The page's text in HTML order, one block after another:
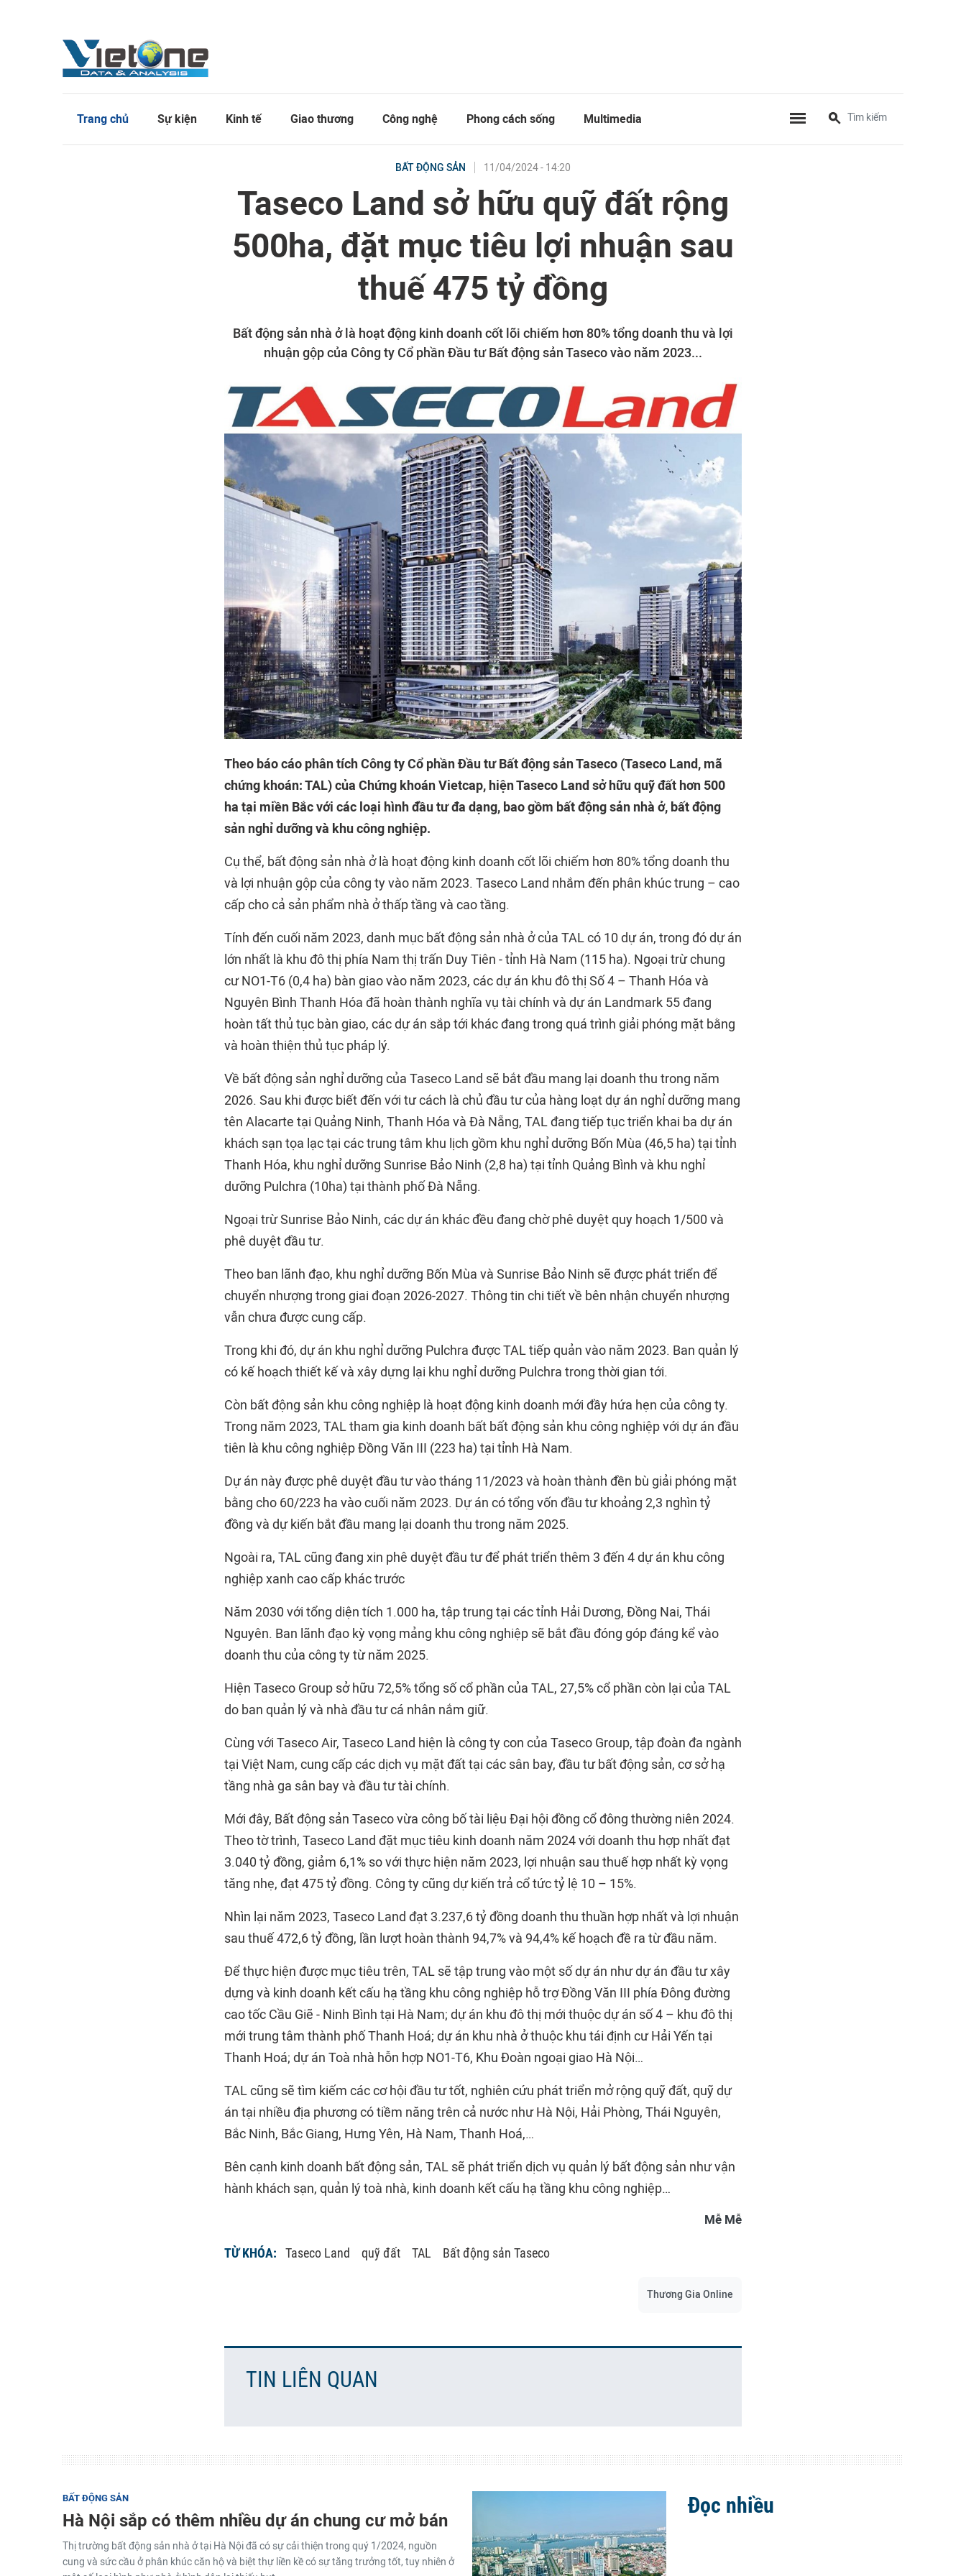
Trang chủ Sự kiện Kinh tế Giao thương Công nghệ Phong cách sống Multimedia
BẤT ĐỘNG SẢN 11/04/2024 - 14:20
Taseco Land sở hữu quỹ đất rộng
500ha, đặt mục tiêu lợi nhuận sau
thuế 475 tỷ đồng
Bất động sản nhà ở là hoạt động kinh doanh cốt lõi chiếm hơn 80% tổng doanh thu và lợi
nhuận gộp của Công ty Cổ phần Đầu tư Bất động sản Taseco vào năm 2023...
Theo báo cáo phân tích Công ty Cổ phần Đầu tư Bất động sản Taseco (Taseco Land, mã
chứng khoán: TAL) của Chứng khoán Vietcap, hiện Taseco Land sở hữu quỹ đất hơn 500
ha tại miền Bắc với các loại hình đầu tư đa dạng, bao gồm bất động sản nhà ở, bất động
sản nghỉ dưỡng và khu công nghiệp.
Cụ thể, bất động sản nhà ở là hoạt động kinh doanh cốt lõi chiếm hơn 80% tổng doanh thu
và lợi nhuận gộp của công ty vào năm 2023. Taseco Land nhắm đến phân khúc trung – cao
cấp cho cả sản phẩm nhà ở thấp tầng và cao tầng.
Tính đến cuối năm 2023, danh mục bất động sản nhà ở của TAL có 10 dự án, trong đó dự án
lớn nhất là khu đô thị phía Nam thị trấn Duy Tiên - tỉnh Hà Nam (115 ha). Ngoại trừ chung
cư NO1-T6 (0,4 ha) bàn giao vào năm 2023, các dự án khu đô thị Số 4 – Thanh Hóa và
Nguyên Bình Thanh Hóa đã hoàn thành nghĩa vụ tài chính và dự án Landmark 55 đang
hoàn tất thủ tục bàn giao, các dự án sắp tới khác đang trong quá trình giải phóng mặt bằng
và hoàn thiện thủ tục pháp lý.
Về bất động sản nghỉ dưỡng của Taseco Land sẽ bắt đầu mang lại doanh thu trong năm
2026. Sau khi được biết đến với tư cách là chủ đầu tư của hàng loạt dự án nghỉ dưỡng mang
tên Alacarte tại Quảng Ninh, Thanh Hóa và Đà Nẵng, TAL đang tiếp tục triển khai ba dự án
khách sạn tọa lạc tại các trung tâm khu lịch gồm khu nghỉ dưỡng Bốn Mùa (46,5 ha) tại tỉnh
Thanh Hóa, khu nghỉ dưỡng Sunrise Bảo Ninh (2,8 ha) tại tỉnh Quảng Bình và khu nghỉ
dưỡng Pulchra (10ha) tại thành phố Đà Nẵng.
Ngoại trừ Sunrise Bảo Ninh, các dự án khác đều đang chờ phê duyệt quy hoạch 1/500 và
phê duyệt đầu tư.
Theo ban lãnh đạo, khu nghỉ dưỡng Bốn Mùa và Sunrise Bảo Ninh sẽ được phát triển để
chuyển nhượng trong giai đoạn 2026-2027. Thông tin chi tiết về bên nhận chuyển nhượng
vẫn chưa được cung cấp.
Trong khi đó, dự án khu nghỉ dưỡng Pulchra được TAL tiếp quản vào năm 2023. Ban quản lý
có kế hoạch thiết kế và xây dựng lại khu nghỉ dưỡng Pulchra trong thời gian tới.
Còn bất động sản khu công nghiệp là hoạt động kinh doanh mới đầy hứa hẹn của công ty.
Trong năm 2023, TAL tham gia kinh doanh bất bất động sản khu công nghiệp với dự án đầu
tiên là khu công nghiệp Đồng Văn III (223 ha) tại tỉnh Hà Nam.
Dự án này được phê duyệt đầu tư vào tháng 11/2023 và hoàn thành đền bù giải phóng mặt
bằng cho 60/223 ha vào cuối năm 2023. Dự án có tổng vốn đầu tư khoảng 2,3 nghìn tỷ
đồng và dự kiến bắt đầu mang lại doanh thu trong năm 2025.
Ngoài ra, TAL cũng đang xin phê duyệt đầu tư để phát triển thêm 3 đến 4 dự án khu công
nghiệp xanh cao cấp khác trước
Năm 2030 với tổng diện tích 1.000 ha, tập trung tại các tỉnh Hải Dương, Đồng Nai, Thái
Nguyên. Ban lãnh đạo kỳ vọng mảng khu công nghiệp sẽ bắt đầu đóng góp đáng kể vào
doanh thu của công ty từ năm 2025.
Hiện Taseco Group sở hữu 72,5% tổng số cổ phần của TAL, 27,5% cổ phần còn lại của TAL
do ban quản lý và nhà đầu tư cá nhân nắm giữ.
Cùng với Taseco Air, Taseco Land hiện là công ty con của Taseco Group, tập đoàn đa ngành
tại Việt Nam, cung cấp các dịch vụ mặt đất tại các sân bay, đầu tư bất động sản, cơ sở hạ
tầng nhà ga sân bay và đầu tư tài chính.
Mới đây, Bất động sản Taseco vừa công bố tài liệu Đại hội đồng cổ đông thường niên 2024.
Theo tờ trình, Taseco Land đặt mục tiêu kinh doanh năm 2024 với doanh thu hợp nhất đạt
3.040 tỷ đồng, giảm 6,1% so với thực hiện năm 2023, lợi nhuận sau thuế hợp nhất kỳ vọng
tăng nhẹ, đạt 475 tỷ đồng. Công ty cũng dự kiến trả cổ tức tỷ lệ 10 – 15%.
Nhìn lại năm 2023, Taseco Land đạt 3.237,6 tỷ đồng doanh thu thuần hợp nhất và lợi nhuận
sau thuế 472,6 tỷ đồng, lần lượt hoàn thành 94,7% và 94,4% kế hoạch đề ra từ đầu năm.
Để thực hiện được mục tiêu trên, TAL sẽ tập trung vào một số dự án như dự án đầu tư xây
dựng và kinh doanh kết cấu hạ tầng khu công nghiệp hỗ trợ Đồng Văn III phía Đông đường
cao tốc Cầu Giẽ - Ninh Bình tại Hà Nam; dự án khu đô thị mới thuộc dự án số 4 – khu đô thị
mới trung tâm thành phố Thanh Hoá; dự án khu nhà ở thuộc khu tái định cư Hải Yến tại
Thanh Hoá; dự án Toà nhà hỗn hợp NO1-T6, Khu Đoàn ngoại giao Hà Nội…
TAL cũng sẽ tìm kiếm các cơ hội đầu tư tốt, nghiên cứu phát triển mở rộng quỹ đất, quỹ dự
án tại nhiều địa phương có tiềm năng trên cả nước như Hà Nội, Hải Phòng, Thái Nguyên,
Bắc Ninh, Bắc Giang, Hưng Yên, Hà Nam, Thanh Hoá,…
Bên cạnh kinh doanh bất động sản, TAL sẽ phát triển dịch vụ quản lý bất động sản như vận
hành khách sạn, quản lý toà nhà, kinh doanh kết cấu hạ tầng khu công nghiệp…
Mễ Mễ
TỪ KHÓA: Taseco Land quỹ đất TAL Bất động sản Taseco
Thương Gia Online
TIN LIÊN QUAN
BẤT ĐỘNG SẢN
Hà Nội sắp có thêm nhiều dự án chung cư mở bán
Thị trường bất động sản nhà ở tại Hà Nội đã có sự cải thiện trong quý 1/2024, nguồn
cung và sức cầu ở phân khúc căn hộ và biệt thự liền kề có sự tăng trưởng tốt, tuy nhiên ở
Đọc nhiều